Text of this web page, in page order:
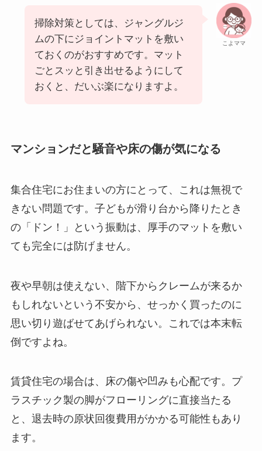
こよママ
掃除対策としては、ジャングルジ
ムの下にジョイントマットを敷い
ておくのがおすすめです。マット
ごとスッと引き出せるようにして
おくと、だいぶ楽になりますよ。
マンションだと騒音や床の傷が気になる
集合住宅にお住まいの方にとって、これは無視で
きない問題です。子どもが滑り台から降りたとき
の「ドン！」という振動は、厚手のマットを敷い
ても完全には防げません。
夜や早朝は使えない、階下からクレームが来るか
もしれないという不安から、せっかく買ったのに
思い切り遊ばせてあげられない。これでは本末転
倒ですよね。
賃貸住宅の場合は、床の傷や凹みも心配です。プ
ラスチック製の脚がフローリングに直接当たる
と、退去時の原状回復費用がかかる可能性もあり
ます。